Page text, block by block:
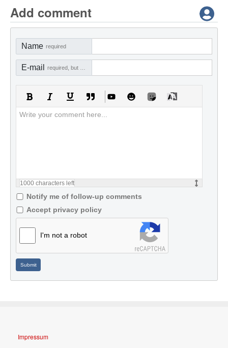
Add comment
Name required
E-mail
1000 characters left
Notify me of follow-up comments
Accept privacy policy
I'm not a robot
Submit
Impressum